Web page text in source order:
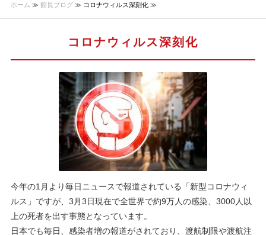
ホーム ≫ 館長ブログ≫ コロナウィルス深刻化 ≫
コロナウィルス深刻化
今年の1月より毎日ニュースで報道されている「新型コロナウィ
ルス」ですが、3月3日現在で全世界で約9万人の感染、3000人以
上の死者を出す事態となっています。
日本でも毎日、感染者増の報道がされており、渡航制限や渡航注